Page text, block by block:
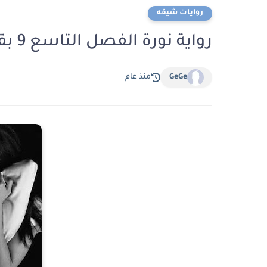
روايات شيقه
رواية نورة الفصل التاسع 9 بقلم ام مصطفى
GeGe منذ عام